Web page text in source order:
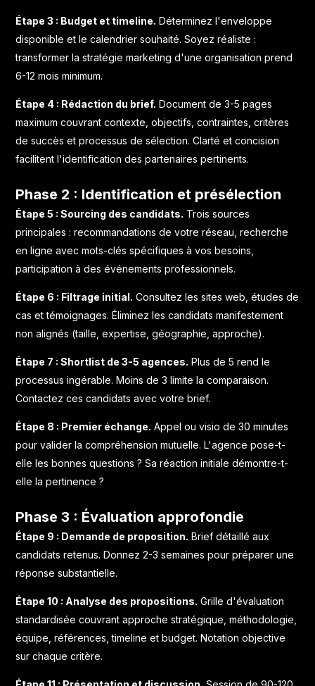
Étape 3 : Budget et timeline. Déterminez l'enveloppe
disponible et le calendrier souhaité. Soyez réaliste :
transformer la stratégie marketing d'une organisation prend
6-12 mois minimum.
Étape 4 : Rédaction du brief. Document de 3-5 pages
maximum couvrant contexte, objectifs, contraintes, critères
de succès et processus de sélection. Clarté et concision
facilitent l'identification des partenaires pertinents.
Phase 2 : Identification et présélection
Étape 5 : Sourcing des candidats. Trois sources
principales : recommandations de votre réseau, recherche
en ligne avec mots-clés spécifiques à vos besoins,
participation à des événements professionnels.
Étape 6 : Filtrage initial. Consultez les sites web, études de
cas et témoignages. Éliminez les candidats manifestement
non alignés (taille, expertise, géographie, approche).
Étape 7 : Shortlist de 3-5 agences. Plus de 5 rend le
processus ingérable. Moins de 3 limite la comparaison.
Contactez ces candidats avec votre brief.
Étape 8 : Premier échange. Appel ou visio de 30 minutes
pour valider la compréhension mutuelle. L'agence pose-t-
elle les bonnes questions ? Sa réaction initiale démontre-t-
elle la pertinence ?
Phase 3 : Évaluation approfondie
Étape 9 : Demande de proposition. Brief détaillé aux
candidats retenus. Donnez 2-3 semaines pour préparer une
réponse substantielle.
Étape 10 : Analyse des propositions. Grille d'évaluation
standardisée couvrant approche stratégique, méthodologie,
équipe, références, timeline et budget. Notation objective
sur chaque critère.